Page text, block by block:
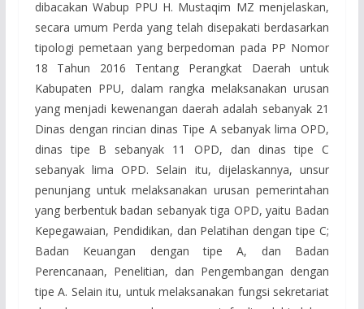
dibacakan Wabup PPU H. Mustaqim MZ menjelaskan,
secara umum Perda yang telah disepakati berdasarkan
tipologi pemetaan yang berpedoman pada PP Nomor
18 Tahun 2016 Tentang Perangkat Daerah untuk
Kabupaten PPU, dalam rangka melaksanakan urusan
yang menjadi kewenangan daerah adalah sebanyak 21
Dinas dengan rincian dinas Tipe A sebanyak lima OPD,
dinas tipe B sebanyak 11 OPD, dan dinas tipe C
sebanyak lima OPD. Selain itu, dijelaskannya, unsur
penunjang untuk melaksanakan urusan pemerintahan
yang berbentuk badan sebanyak tiga OPD, yaitu Badan
Kepegawaian, Pendidikan, dan Pelatihan dengan tipe C;
Badan Keuangan dengan tipe A, dan Badan
Perencanaan, Penelitian, dan Pengembangan dengan
tipe A. Selain itu, untuk melaksanakan fungsi sekretariat